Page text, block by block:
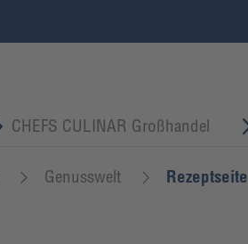
CHEFS CULINAR Großhandel
Genusswelt Rezeptseite